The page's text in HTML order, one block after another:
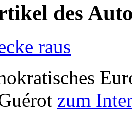
des
raus
zum